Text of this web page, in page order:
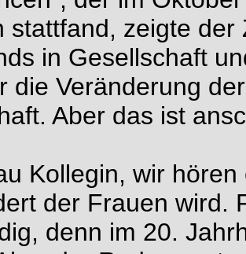
stattfand, zeigte
in Gesellschaft
die Veränderung
Aber das ist
Kollegin, wir
der Frauen wird.
denn im 20.